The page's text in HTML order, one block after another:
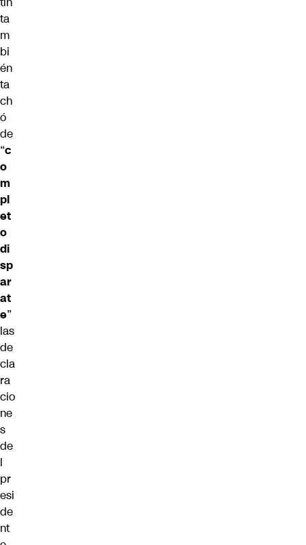
ta
m
bi
én
ta
ch
ó
de
“c
o
m
pl
et
o
di
sp
ar
at
e”
las
de
cla
ra
cio
ne
s
de
l
pr
esi
de
nt